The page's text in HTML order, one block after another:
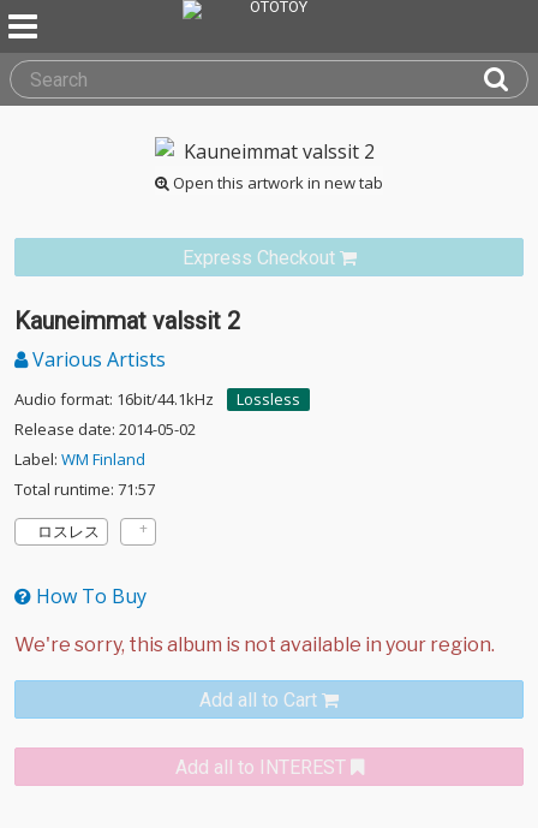
Open this artwork in new tab
Express Checkout
Kauneimmat valssit 2
Various Artists
Audio format: 16bit/44.1kHz
Lossless
Release date: 2014-05-02
Label: WM Finland
Total runtime: 71:57
ロスレス
How To Buy
Add all to Cart
Add all to INTEREST